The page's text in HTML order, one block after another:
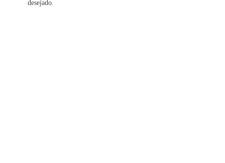
desejado.